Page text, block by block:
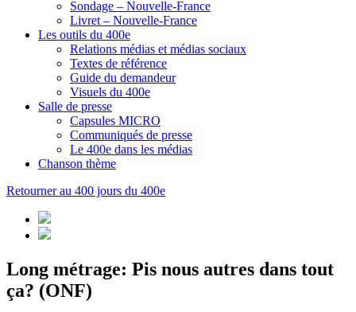
Sondage – Nouvelle-France
Livret – Nouvelle-France
Les outils du 400e
Relations médias et médias sociaux
Textes de référence
Guide du demandeur
Visuels du 400e
Salle de presse
Capsules MICRO
Communiqués de presse
Le 400e dans les médias
Chanson thème
Retourner au 400 jours du 400e
Long métrage: Pis nous autres dans tout
ça? (ONF)